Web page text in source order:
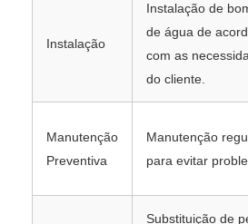
Instalação
Instalação de
de água de
com as
do cliente.
Manutenção
Preventiva
Manutenção
para evitar
Substituição de